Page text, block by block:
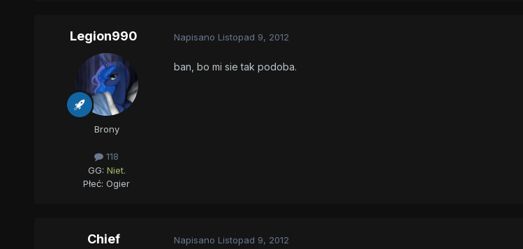
Legion990
Brony
118
GG: Niet.
Płeć: Ogier
Napisano Listopad 9, 2012
ban, bo mi sie tak podoba.
Chief Napisano Listopad 9, 2012